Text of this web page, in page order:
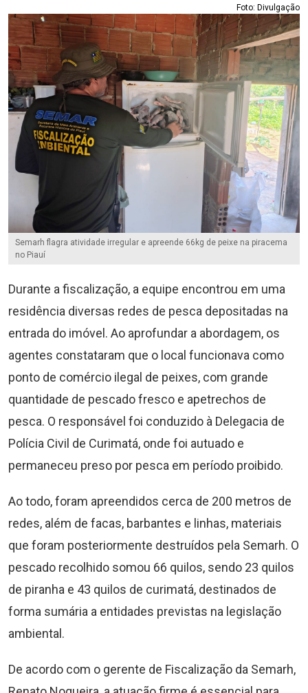
Foto: Divulgação
Semarh flagra atividade irregular e apreende 66kg de peixe na piracema
no Piauí
Durante a fiscalização, a equipe encontrou em uma
residência diversas redes de pesca depositadas na
entrada do imóvel. Ao aprofundar a abordagem, os
agentes constataram que o local funcionava como
ponto de comércio ilegal de peixes, com grande
quantidade de pescado fresco e apetrechos de
pesca. O responsável foi conduzido à Delegacia de
Polícia Civil de Curimatá, onde foi autuado e
permaneceu preso por pesca em período proibido.
Ao todo, foram apreendidos cerca de 200 metros de
redes, além de facas, barbantes e linhas, materiais
que foram posteriormente destruídos pela Semarh. O
pescado recolhido somou 66 quilos, sendo 23 quilos
de piranha e 43 quilos de curimatá, destinados de
forma sumária a entidades previstas na legislação
ambiental.
De acordo com o gerente de Fiscalização da Semarh,